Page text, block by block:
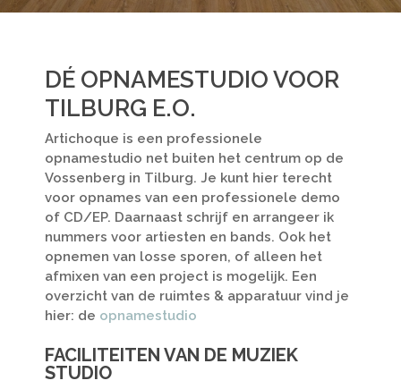
DÉ OPNAMESTUDIO VOOR
TILBURG E.O.
Artichoque is een professionele
opnamestudio net buiten het centrum op de
Vossenberg in Tilburg. Je kunt hier terecht
voor opnames van een professionele demo
of CD/EP. Daarnaast schrijf en arrangeer ik
nummers voor artiesten en bands. Ook het
opnemen van losse sporen, of alleen het
afmixen van een project is mogelijk. Een
overzicht van de ruimtes & apparatuur vind je
hier: de opnamestudio
FACILITEITEN VAN DE MUZIEK
STUDIO